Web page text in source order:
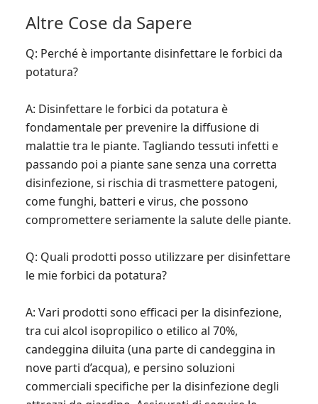
Altre Cose da Sapere
Q: Perché è importante disinfettare le forbici da
potatura?
A: Disinfettare le forbici da potatura è
fondamentale per prevenire la diffusione di
malattie tra le piante. Tagliando tessuti infetti e
passando poi a piante sane senza una corretta
disinfezione, si rischia di trasmettere patogeni,
come funghi, batteri e virus, che possono
compromettere seriamente la salute delle piante.
Q: Quali prodotti posso utilizzare per disinfettare
le mie forbici da potatura?
A: Vari prodotti sono efficaci per la disinfezione,
tra cui alcol isopropilico o etilico al 70%,
candeggina diluita (una parte di candeggina in
nove parti d’acqua), e persino soluzioni
commerciali specifiche per la disinfezione degli